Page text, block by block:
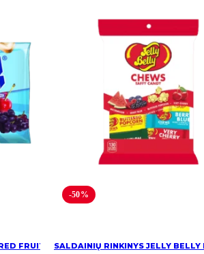
FRUIT
-50%
SALDAINIŲ RINKINYS JELLY BELLY